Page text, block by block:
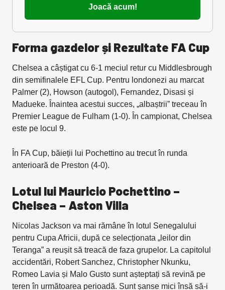
Joacă acum!
Forma gazdelor și Rezultate FA Cup
Chelsea a câștigat cu 6-1 meciul retur cu Middlesbrough
din semifinalele EFL Cup. Pentru londonezi au marcat
Palmer (2), Howson (autogol), Fernandez, Disasi și
Madueke. Înaintea acestui succes, „albaștrii” treceau în
Premier League de Fulham (1-0). În campionat, Chelsea
este pe locul 9.
În FA Cup, băieții lui Pochettino au trecut în runda
anterioară de Preston (4-0).
Lotul lui Mauricio Pochettino –
Chelsea – Aston Villa
Nicolas Jackson va mai rămâne în lotul Senegalului
pentru Cupa Africii, după ce selecționata „leilor din
Teranga” a reușit să treacă de faza grupelor. La capitolul
accidentări, Robert Sanchez, Christopher Nkunku,
Romeo Lavia și Malo Gusto sunt așteptați să revină pe
teren în următoarea perioadă. Sunt șanse mici însă să-i